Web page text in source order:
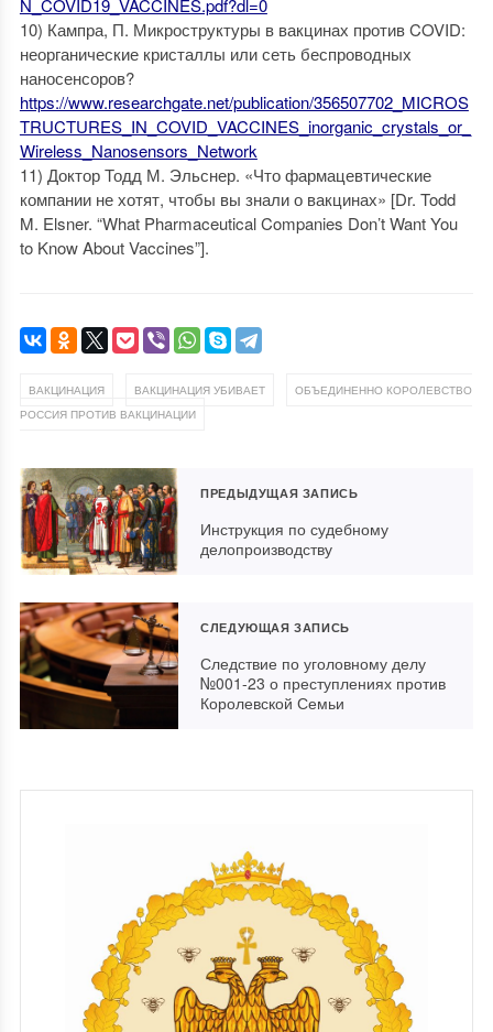
N_COVID19_VACCINES.pdf?dl=0
10) Кампра, П. Микроструктуры в вакцинах против COVID:
неорганические кристаллы или сеть беспроводных
наносенсоров?
https://www.researchgate.net/publication/356507702_MICROS
TRUCTURES_IN_COVID_VACCINES_inorganic_crystals_or_
Wireless_Nanosensors_Network
11) Доктор Тодд М. Эльснер. «Что фармацевтические
компании не хотят, чтобы вы знали о вакцинах» [Dr. Todd
M. Elsner. “What Pharmaceutical Companies Don’t Want You
to Know About Vaccines”].
ВАКЦИНАЦИЯ ВАКЦИНАЦИЯ УБИВАЕТ
ОБЪЕДИНЕННО КОРОЛЕВСТВО
РОССИЯ ПРОТИВ ВАКЦИНАЦИИ
ПРЕДЫДУЩАЯ ЗАПИСЬ
Инструкция по судебному
делопроизводству
СЛЕДУЮЩАЯ ЗАПИСЬ
Следствие по уголовному делу
№001-23 о преступлениях против
Королевской Семьи